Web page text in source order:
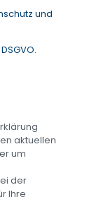
und
aktuellen
um
der
Ihre